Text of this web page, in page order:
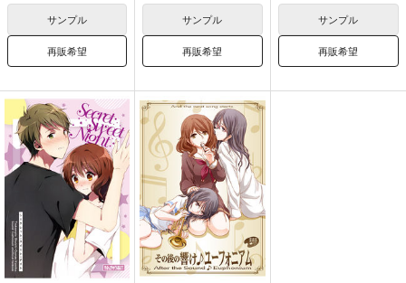
サンプル
再販希望
サンプル
再販希望
サンプル
再販希望